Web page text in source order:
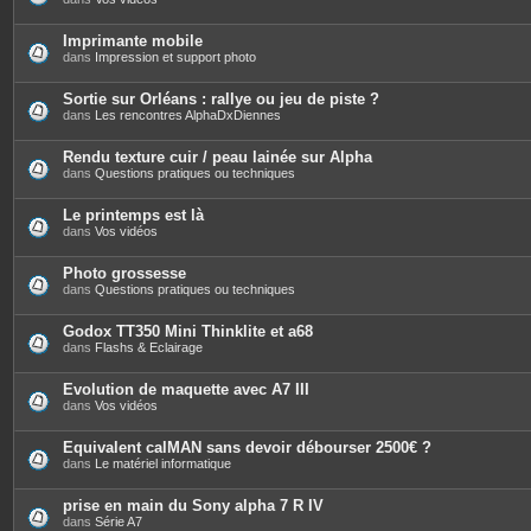
Imprimante mobile
dans Impression et support photo
Sortie sur Orléans : rallye ou jeu de piste ?
dans Les rencontres AlphaDxDiennes
Rendu texture cuir / peau lainée sur Alpha
dans Questions pratiques ou techniques
Le printemps est là
dans Vos vidéos
Photo grossesse
dans Questions pratiques ou techniques
Godox TT350 Mini Thinklite et a68
dans Flashs & Eclairage
Evolution de maquette avec A7 III
dans Vos vidéos
Equivalent calMAN sans devoir débourser 2500€ ?
dans Le matériel informatique
prise en main du Sony alpha 7 R IV
dans Série A7